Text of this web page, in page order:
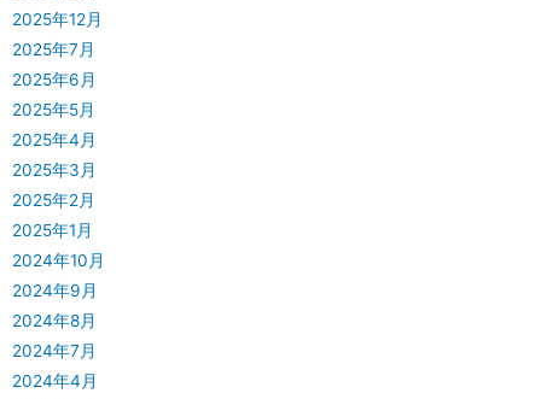
2025年12月
2025年7月
2025年6月
2025年5月
2025年4月
2025年3月
2025年2月
2025年1月
2024年10月
2024年9月
2024年8月
2024年7月
2024年4月